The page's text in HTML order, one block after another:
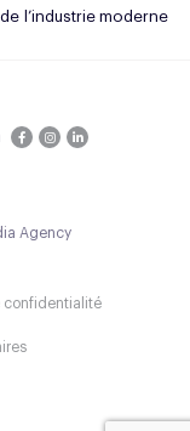
de l’industrie moderne
Agency
confidentialité